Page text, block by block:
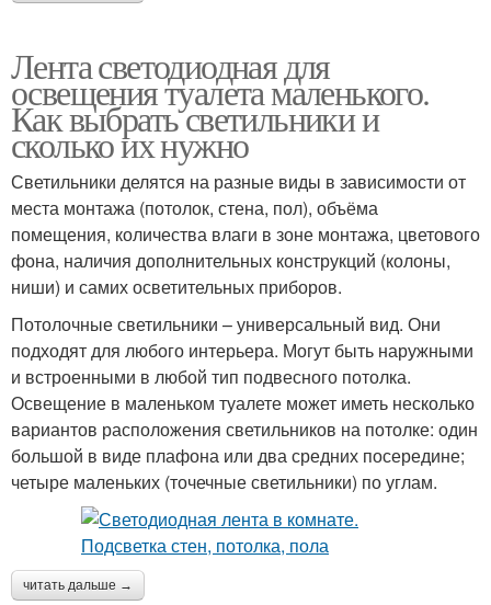
Лента светодиодная для
освещения туалета маленького.
Как выбрать светильники и
сколько их нужно
Светильники делятся на разные виды в зависимости от
места монтажа (потолок, стена, пол), объёма
помещения, количества влаги в зоне монтажа, цветового
фона, наличия дополнительных конструкций (колоны,
ниши) и самих осветительных приборов.
Потолочные светильники – универсальный вид. Они
подходят для любого интерьера. Могут быть наружными
и встроенными в любой тип подвесного потолка.
Освещение в маленьком туалете может иметь несколько
вариантов расположения светильников на потолке: один
большой в виде плафона или два средних посередине;
четыре маленьких (точечные светильники) по углам.
читать дальше →